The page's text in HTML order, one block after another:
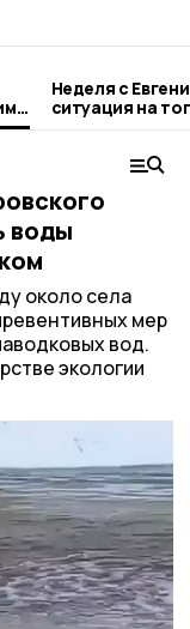
Неделя с
ситуация на
городе и
воды
около села
мер
вод.
экологии